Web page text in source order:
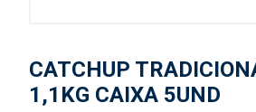
CATCHUP
1,1KG CAIXA 5UND